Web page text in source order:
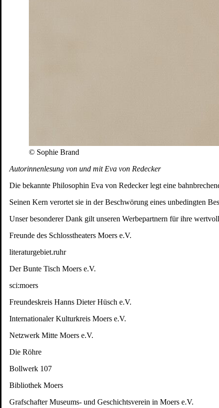
© Sophie Brand
Autorinnenlesung von und mit Eva von Redecker
Die bekannte Philosophin Eva von Redecker legt eine
Seinen Kern verortet sie in der Beschwörung eines unbedingten
Unser besonderer Dank gilt unseren Werbepartnern für ihre
Freunde des Schlosstheaters Moers e.V.
literaturgebiet.ruhr
Der Bunte Tisch Moers e.V.
sci:moers
Freundeskreis Hanns Dieter Hüsch e.V.
Internationaler Kulturkreis Moers e.V.
Netzwerk Mitte Moers e.V.
Die Röhre
Bollwerk 107
Bibliothek Moers
Grafschafter Museums- und Geschichtsverein in Moers e.V.